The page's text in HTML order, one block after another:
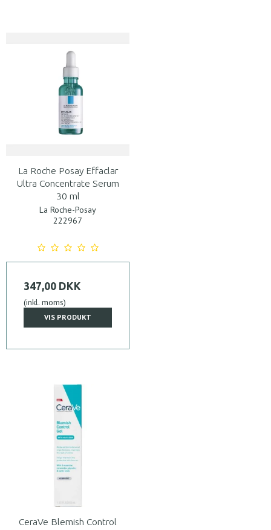
La Roche Posay Effaclar
Ultra Concentrate Serum
30 ml
La Roche-Posay
222967
347,00 DKK
(inkl. moms)
VIS PRODUKT
CeraVe Blemish Control